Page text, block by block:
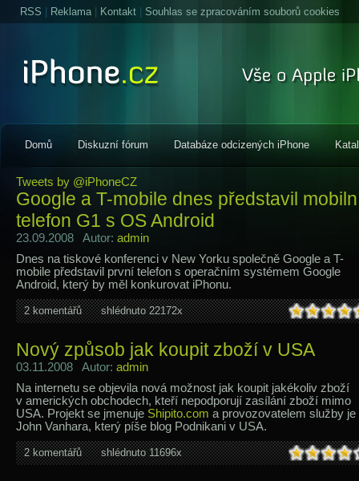
RSS Reklama| Kontakt Souhlas se zpracováním souborů cookies
Domů Diskuzní fórum Databáze odcizených iPhone
Tweets by @iPhoneCZ
Google a T-mobile dnes představil
telefon G1 s OS Android
23.09.2008 Autor: admin
Dnes na tiskové konferenci v New Yorku společně Google a T-
mobile představil první telefon s operačním systémem Google
Android, který by měl konkurovat iPhonu.
2 komentářů shlédnuto 22172x
Nový způsob jak koupit zboží v USA
03.11.2008 Autor: admin
Na internetu se objevila nová možnost jak koupit jakékoliv zboží
v amerických obchodech, kteří nepodporují zasílání zboží mimo
USA. Projekt se jmenuje Shipito.com a provozovatelem služby je
John Vanhara, který píše blog Podnikani v USA.
2 komentářů shlédnuto 11696x